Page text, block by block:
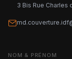
3 Bis Rue Charles
NOM & PRÉNOM